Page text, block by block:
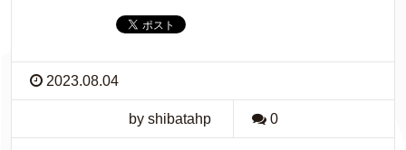
2023.08.04
by shibatahp 0